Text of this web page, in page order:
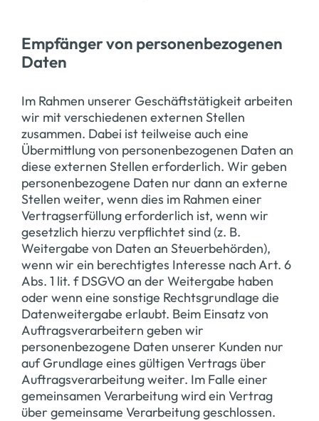
Empfänger von personenbezogenen
Daten
Im Rahmen unserer Geschäftstätigkeit arbeiten
wir mit verschiedenen externen Stellen
zusammen. Dabei ist teilweise auch eine
Übermittlung von personenbezogenen Daten an
diese externen Stellen erforderlich. Wir geben
personenbezogene Daten nur dann an externe
Stellen weiter, wenn dies im Rahmen einer
Vertragserfüllung erforderlich ist, wenn wir
gesetzlich hierzu verpflichtet sind (z. B.
Weitergabe von Daten an Steuerbehörden),
wenn wir ein berechtigtes Interesse nach Art. 6
Abs. 1 lit. f DSGVO an der Weitergabe haben
oder wenn eine sonstige Rechtsgrundlage die
Datenweitergabe erlaubt. Beim Einsatz von
Auftragsverarbeitern geben wir
personenbezogene Daten unserer Kunden nur
auf Grundlage eines gültigen Vertrags über
Auftragsverarbeitung weiter. Im Falle einer
gemeinsamen Verarbeitung wird ein Vertrag
über gemeinsame Verarbeitung geschlossen.